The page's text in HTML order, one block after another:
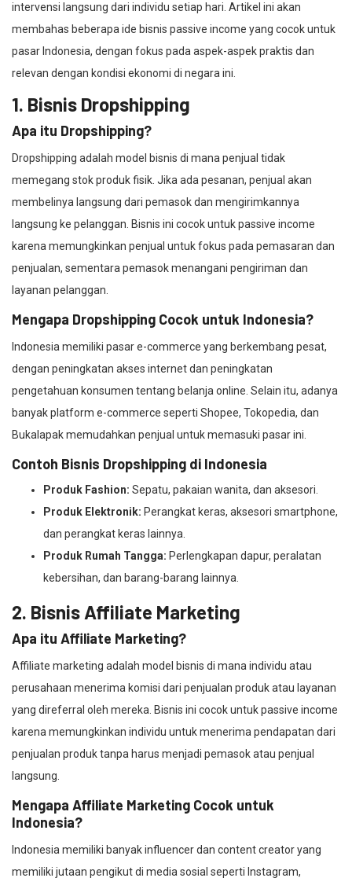
intervensi langsung dari individu setiap hari. Artikel ini akan
membahas beberapa ide bisnis passive income yang cocok untuk
pasar Indonesia, dengan fokus pada aspek-aspek praktis dan
relevan dengan kondisi ekonomi di negara ini.
1. Bisnis Dropshipping
Apa itu Dropshipping?
Dropshipping adalah model bisnis di mana penjual tidak
memegang stok produk fisik. Jika ada pesanan, penjual akan
membelinya langsung dari pemasok dan mengirimkannya
langsung ke pelanggan. Bisnis ini cocok untuk passive income
karena memungkinkan penjual untuk fokus pada pemasaran dan
penjualan, sementara pemasok menangani pengiriman dan
layanan pelanggan.
Mengapa Dropshipping Cocok untuk Indonesia?
Indonesia memiliki pasar e-commerce yang berkembang pesat,
dengan peningkatan akses internet dan peningkatan
pengetahuan konsumen tentang belanja online. Selain itu, adanya
banyak platform e-commerce seperti Shopee, Tokopedia, dan
Bukalapak memudahkan penjual untuk memasuki pasar ini.
Contoh Bisnis Dropshipping di Indonesia
Produk Fashion: Sepatu, pakaian wanita, dan aksesori.
Produk Elektronik: Perangkat keras, aksesori smartphone,
dan perangkat keras lainnya.
Produk Rumah Tangga: Perlengkapan dapur, peralatan
kebersihan, dan barang-barang lainnya.
2. Bisnis Affiliate Marketing
Apa itu Affiliate Marketing?
Affiliate marketing adalah model bisnis di mana individu atau
perusahaan menerima komisi dari penjualan produk atau layanan
yang direferral oleh mereka. Bisnis ini cocok untuk passive income
karena memungkinkan individu untuk menerima pendapatan dari
penjualan produk tanpa harus menjadi pemasok atau penjual
langsung.
Mengapa Affiliate Marketing Cocok untuk
Indonesia?
Indonesia memiliki banyak influencer dan content creator yang
memiliki jutaan pengikut di media sosial seperti Instagram,